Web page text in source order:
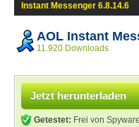
Instant Messenger 6.8.14.6
AOL Instant
11.920 Downloads
Jetzt herunterladen
Getestet: Frei von